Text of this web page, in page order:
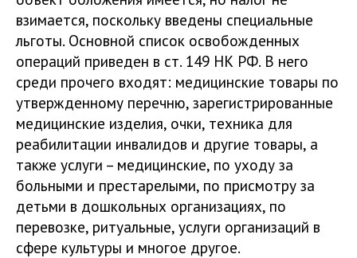
взимается, поскольку введены специальные
льготы. Основной список освобожденных
операций приведен в ст. 149 НК РФ. В него
среди прочего входят: медицинские товары по
утвержденному перечню, зарегистрированные
медицинские изделия, очки, техника для
реабилитации инвалидов и другие товары, а
также услуги – медицинские, по уходу за
больными и престарелыми, по присмотру за
детьми в дошкольных организациях, по
перевозке, ритуальные, услуги организаций в
сфере культуры и многое другое.